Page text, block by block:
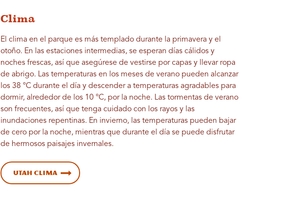
Clima
El clima en el parque es más templado durante la primavera y el
otoño. En las estaciones intermedias, se esperan días cálidos y
noches frescas, así que asegúrese de vestirse por capas y llevar ropa
de abrigo. Las temperaturas en los meses de verano pueden alcanzar
los 38 °C durante el día y descender a temperaturas agradables para
dormir, alrededor de los 10 °C, por la noche. Las tormentas de verano
son frecuentes, así que tenga cuidado con los rayos y las
inundaciones repentinas. En invierno, las temperaturas pueden bajar
de cero por la noche, mientras que durante el día se puede disfrutar
de hermosos paisajes invernales.
Utah Clima